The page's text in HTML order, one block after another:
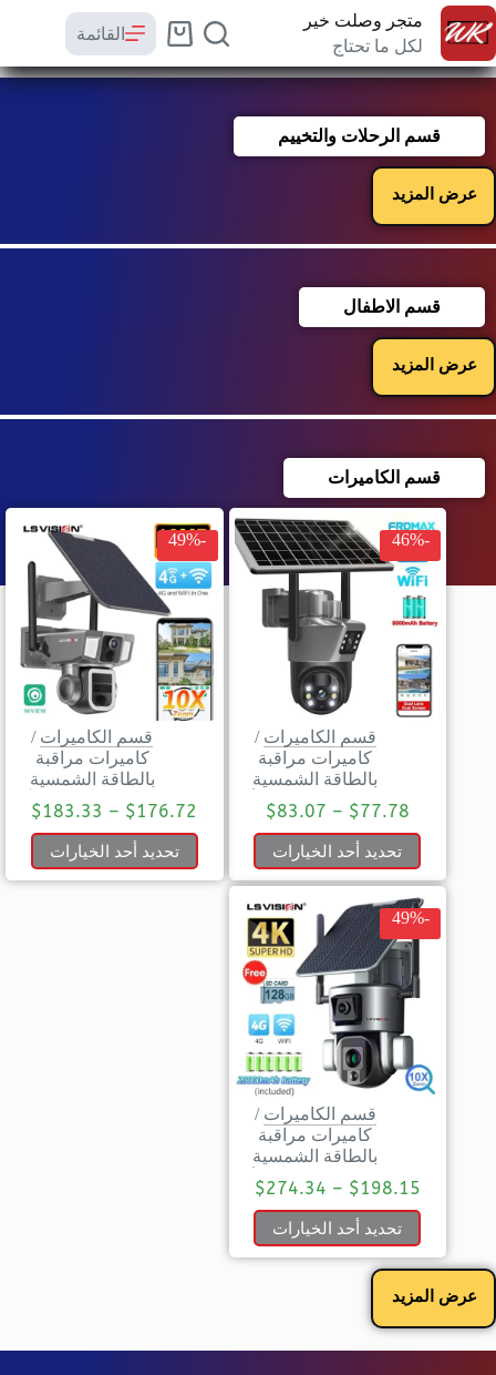
متجر وصلت خير
لكل ما تحتاج
القائمة
قسم الرحلات والتخييم
عرض المزيد
قسم الاطفال
عرض المزيد
قسم الكاميرات
-46%
قسم الكاميرات /
كاميرات مراقبة
بالطاقة الشمسية
$77.78
–
$83.07
تحديد أحد الخيارات
-49%
قسم الكاميرات /
كاميرات مراقبة
بالطاقة الشمسية
$176.72
–
$183.33
تحديد أحد الخيارات
-49%
قسم الكاميرات /
كاميرات مراقبة
بالطاقة الشمسية
$198.15
–
$274.34
تحديد أحد الخيارات
عرض المزيد